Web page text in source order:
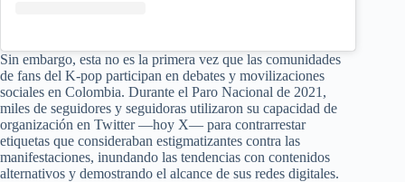
Sin embargo, esta no es la primera vez que las comunidades
de fans del K-pop participan en debates y movilizaciones
sociales en Colombia. Durante el Paro Nacional de 2021,
miles de seguidores y seguidoras utilizaron su capacidad de
organización en Twitter —hoy X— para contrarrestar
etiquetas que consideraban estigmatizantes contra las
manifestaciones, inundando las tendencias con contenidos
alternativos y demostrando el alcance de sus redes digitales.